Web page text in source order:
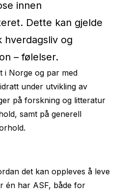
innen
Dette kan gjelde
hverdagsliv og
– følelser.
i Norge og par med
under utvikling av
på forskning og litteratur
samt på generell
det kan oppleves å leve
én har ASF, både for